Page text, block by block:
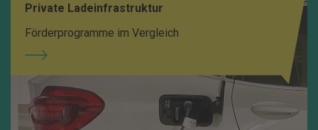
Private Ladeinfrastruktur
Förderprogramme im Vergleich